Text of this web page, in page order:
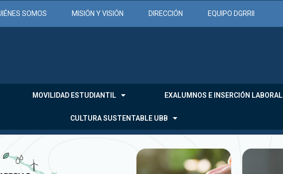
SOMOS MISIÓN Y VISIÓN DIRECCIÓN EQUIPO DGRRII
MOVILIDAD ESTUDIANTIL EXALUMNOS E INSERCIÓN LABORAL
CULTURA SUSTENTABLE UBB